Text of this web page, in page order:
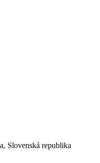
Slovenská republika